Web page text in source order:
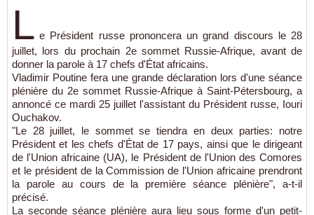
L e Président russe prononcera un grand discours le 28
juillet, lors du prochain 2e sommet Russie-Afrique, avant de
donner la parole à 17 chefs d'État africains.
Vladimir Poutine fera une grande déclaration lors d'une séance
plénière du 2e sommet Russie-Afrique à Saint-Pétersbourg, a
annoncé ce mardi 25 juillet l'assistant du Président russe, Iouri
Ouchakov.
"Le 28 juillet, le sommet se tiendra en deux parties: notre
Président et les chefs d'État de 17 pays, ainsi que le dirigeant
de l'Union africaine (UA), le Président de l'Union des Comores
et le président de la Commission de l'Union africaine prendront
la parole au cours de la première séance plénière", a-t-il
précisé.
La seconde séance plénière aura lieu sous forme d'un petit-